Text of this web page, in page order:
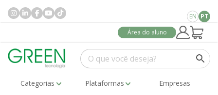
EN PT
Área do aluno
Categorias Plataformas Empresas